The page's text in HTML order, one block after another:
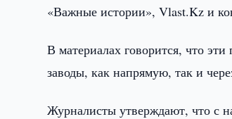
«Важные истории», Vlast.Kz и
В материалах говорится, что
заводы, как напрямую, так и
Журналисты утверждают, что с